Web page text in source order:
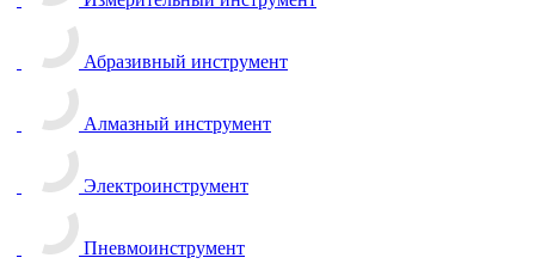
Абразивный инструмент
Алмазный инструмент
Электроинструмент
Пневмоинструмент